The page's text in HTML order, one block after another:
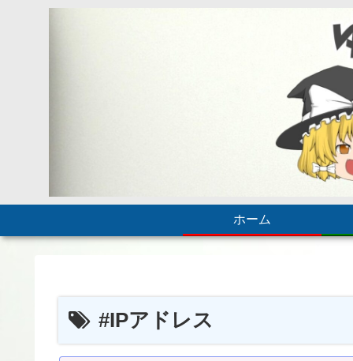
ホーム
#IPアドレス